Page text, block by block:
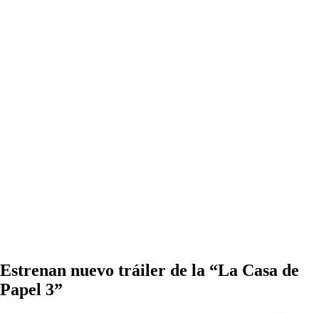
Estrenan nuevo tráiler de la “La Casa de
Papel 3”